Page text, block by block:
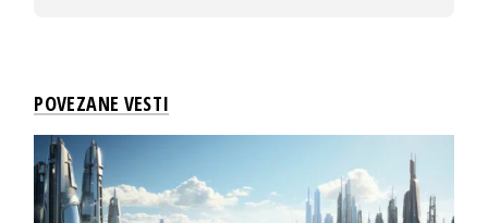
POVEZANE VESTI